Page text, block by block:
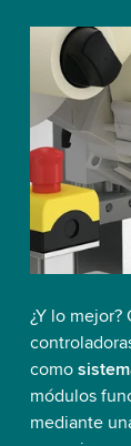
¿Y lo mejor?
como
módulos
mediante